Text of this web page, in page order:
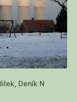
i
elektrárnám
Deník N